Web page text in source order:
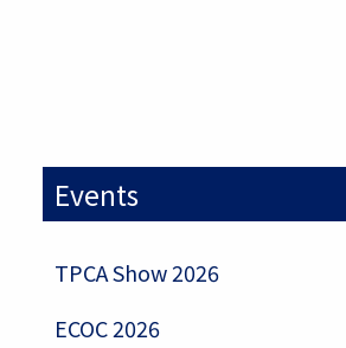
Events
TPCA Show 2026
ECOC 2026